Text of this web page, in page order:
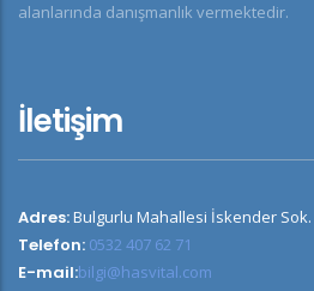
alanlarında danışmanlık vermektedir.
İletişim
Adres:Bulgurlu Mahallesi İskender
Telefon: 0532 407 62 71
E-mail:bilgi@hasvital.com